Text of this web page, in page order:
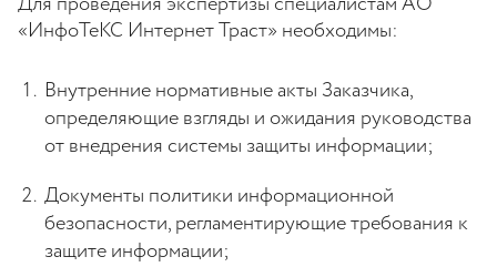
«ИнфоТеКС Интернет Траст» необходимы:
Внутренние нормативные акты Заказчика,
определяющие взгляды и ожидания руководства
от внедрения системы защиты информации;
Документы политики информационной
безопасности, регламентирующие требования к
защите информации;